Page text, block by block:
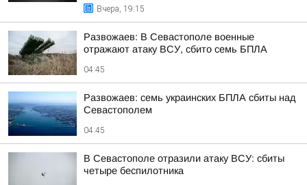
Вчера, 19:15
Развожаев: В Севастополе военные
отражают атаку ВСУ, сбито семь БПЛА
04:45
Развожаев: семь украинских БПЛА сбиты над
Севастополем
04:45
В Севастополе отразили атаку ВСУ: сбиты
четыре беспилотника